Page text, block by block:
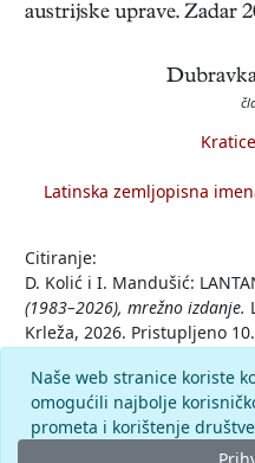
austrijske uprave. Zadar
Latinska zemljopisna
Citiranje:
D. Kolić i I. Mandušić:
(1983–2026), mrežno izdanje.
Krleža, 2026. Pristupljeno
Komentar
Naše web stranice koriste
omogućili najbolje
prometa i korištenje